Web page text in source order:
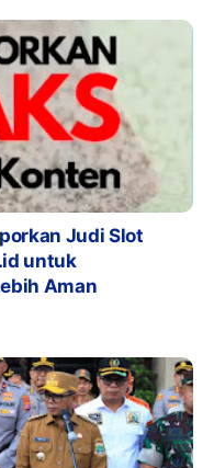
Judi Slot
untuk
Aman